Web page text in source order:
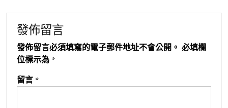
發佈留言
發佈留言必須填寫的電子郵件地址不會公開。 必填欄
位標示為 *
留言 *